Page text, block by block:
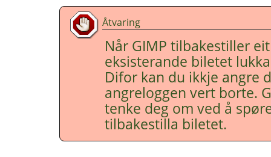
Åtvaring
Når GIMP tilbakestiller
eksisterande biletet
Difor kan du ikkje angre
angreloggen vert borte.
tenke deg om ved å
tilbakestilla biletet.